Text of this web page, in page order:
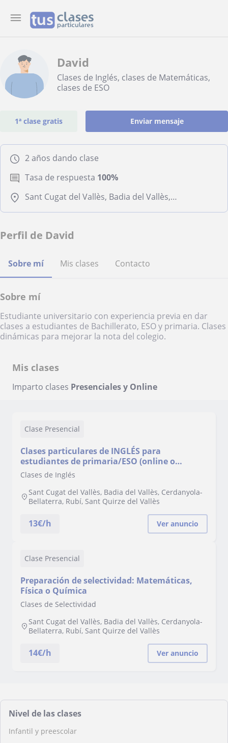
David
Clases de Inglés, clases de Matemáticas,
clases de ESO
1ª clase gratis Enviar mensaje
2 años dando clase
Tasa de respuesta 100%
Sant Cugat del Vallès, Badia del Vallès, Cerdanyola-Bellaterra, Rubí, Sant Quirze del Vallès
Perfil de David
Sobre mí Mis clases Contacto
Sobre mí
Estudiante universitario con experiencia previa en dar
clases a estudiantes de Bachillerato, ESO y primaria. Clases
dinámicas para mejorar la nota del colegio.
Mis clases
Imparto clases Presenciales y Online
Clase Presencial
Clases particulares de INGLÉS para
estudiantes de primaria/ESO (online o
presencial)
Clases de Inglés
Sant Cugat del Vallès, Badia del Vallès, Cerdanyola-
Bellaterra, Rubí, Sant Quirze del Vallès
13€/h Ver anuncio
Clase Presencial
Preparación de selectividad: Matemáticas,
Física o Química
Clases de Selectividad
Sant Cugat del Vallès, Badia del Vallès, Cerdanyola-
Bellaterra, Rubí, Sant Quirze del Vallès
14€/h Ver anuncio
Nivel de las clases
Infantil y preescolar